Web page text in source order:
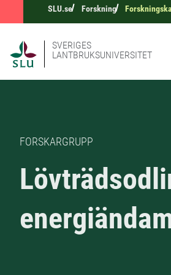
SLU.se Forskning
SVERIGES
LANTBRUKSUNIVERSITET
FORSKARGRUPP